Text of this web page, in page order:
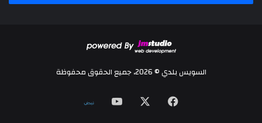
السويس بلدي © 2026، جميع الحقوق محفوظة
فيسبوك ‫YouTube